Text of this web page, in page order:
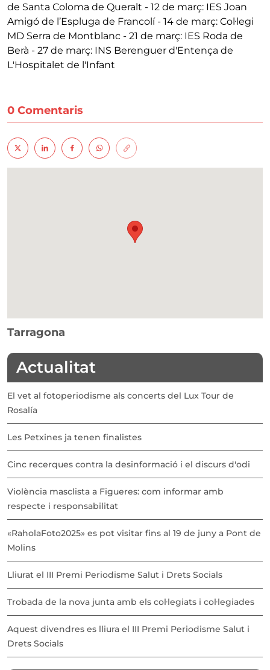
de Santa Coloma de Queralt - 12 de març: IES Joan
Amigó de l’Espluga de Francolí - 14 de març: Col·legi
MD Serra de Montblanc - 21 de març: IES Roda de
Berà - 27 de març: INS Berenguer d'Entença de
L'Hospitalet de l'Infant
0 Comentaris
Tarragona
Actualitat
El vet al fotoperiodisme als concerts del Lux Tour de
Rosalía
Les Petxines ja tenen finalistes
Cinc recerques contra la desinformació i el discurs d'odi
Violència masclista a Figueres: com informar amb
respecte i responsabilitat
«RaholaFoto2025» es pot visitar fins al 19 de juny a Pont de
Molins
Lliurat el III Premi Periodisme Salut i Drets Socials
Trobada de la nova junta amb els col·legiats i col·legiades
Aquest divendres es lliura el III Premi Periodisme Salut i
Drets Socials